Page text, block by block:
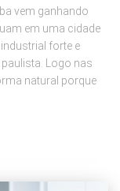
vem ganhando
em uma cidade
forte e
Logo nas
natural porque